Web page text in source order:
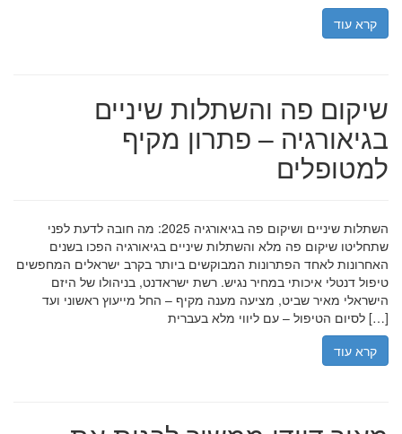
קרא עוד
שיקום פה והשתלות שיניים
בגיאורגיה – פתרון מקיף
למטופלים
השתלות שיניים ושיקום פה בגיאורגיה 2025: מה חובה לדעת לפני
שתחליטו שיקום פה מלא והשתלות שיניים בגיאורגיה הפכו בשנים
האחרונות לאחד הפתרונות המבוקשים ביותר בקרב ישראלים המחפשים
טיפול דנטלי איכותי במחיר נגיש. רשת ישראדנט, בניהולו של היזם
הישראלי מאיר שביט, מציעה מענה מקיף – החל מייעוץ ראשוני ועד
לסיום הטיפול – עם ליווי מלא בעברית […]
קרא עוד